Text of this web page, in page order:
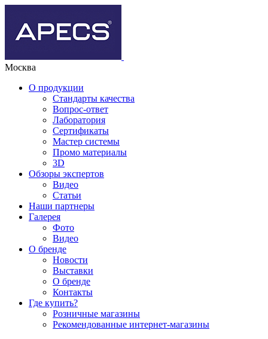
Москва
О продукции
Стандарты качества
Вопрос-ответ
Лаборатория
Сертификаты
Мастер системы
Промо материалы
3D
Обзоры экспертов
Видео
Статьи
Наши партнеры
Галерея
Фото
Видео
О бренде
Новости
Выставки
О бренде
Контакты
Где купить?
Розничные магазины
Рекомендованные интернет-магазины